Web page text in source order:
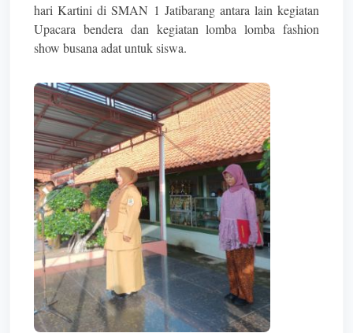
hari Kartini di SMAN 1 Jatibarang antara lain kegiatan
Upacara bendera dan kegiatan lomba lomba fashion
show busana adat untuk siswa.